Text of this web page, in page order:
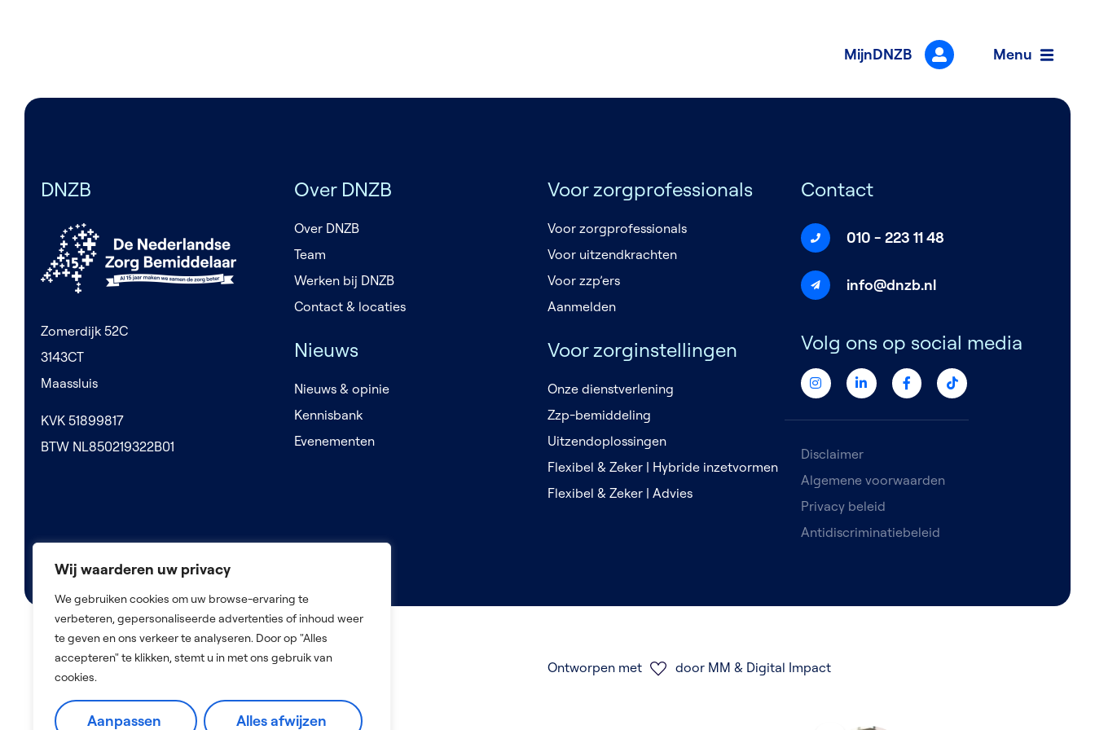
Wij waarderen uw privacy
We gebruiken cookies om uw browse-ervaring te
verbeteren, gepersonaliseerde advertenties of inhoud weer
te geven en ons verkeer te analyseren. Door op "Alles
accepteren" te klikken, stemt u in met ons gebruik van
cookies.
Aanpassen Alles afwijzen
MijnDNZB Menu
DNZB
Zomerdijk 52C
3143CT
Maassluis
KVK 51899817
BTW NL850219322B01
Over DNZB
Over DNZB
Team
Werken bij DNZB
Contact & locaties
Nieuws
Nieuws & opinie
Kennisbank
Evenementen
Voor zorgprofessionals
Voor zorgprofessionals
Voor uitzendkrachten
Voor zzp’ers
Aanmelden
Voor zorginstellingen
Onze dienstverlening
Zzp-bemiddeling
Uitzendoplossingen
Flexibel & Zeker | Hybride inzetvormen
Flexibel & Zeker | Advies
Contact
010 - 223 11 48
info@dnzb.nl
Volg ons op social media
Disclaimer
Algemene voorwaarden
Privacy beleid
Antidiscriminatiebeleid
2026 © De Nederlandse Zorg Bemiddelaar Ontworpen met door MM & Digital Impact